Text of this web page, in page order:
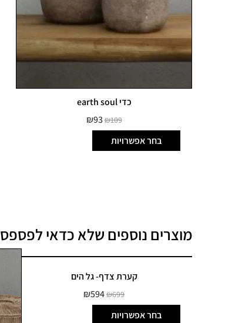
כדי earth soul
₪109
₪93
בחר אפשרויות
מוצרים נוספים שלא כדאי לפספס
קערת צדף- גל הים
₪699
₪594
בחר אפשרויות